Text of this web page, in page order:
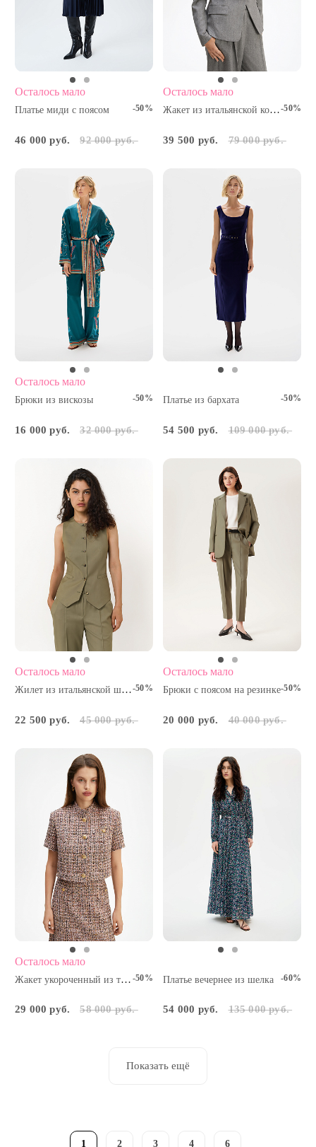
Осталось мало
Платье миди с поясом -50%
46 000 руб. 92 000 руб.
Осталось мало
Жакет из итальянской костюмной шерсти-50%
39 500 руб. 79 000 руб.
Осталось мало
Брюки из вискозы -50%
16 000 руб. 32 000 руб.
Платье из бархата -50%
54 500 руб. 109 000 руб.
Осталось мало
Жилет из итальянской шерсти-50%
22 500 руб. 45 000 руб.
Осталось мало
Брюки с поясом на резинке-50%
20 000 руб. 40 000 руб.
Осталось мало
Жакет укороченный из твида -50%
29 000 руб. 58 000 руб.
Платье вечернее из шелка -60%
54 000 руб. 135 000 руб.
Показать ещё
1 2 3 4 6